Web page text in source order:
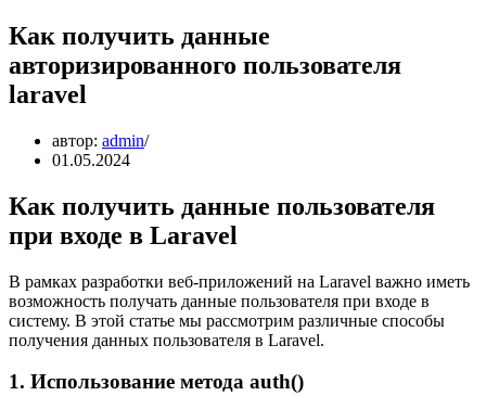
Как получить данные
авторизированного пользователя
laravel
автор: admin
01.05.2024
Как получить данные пользователя
при входе в Laravel
В рамках разработки веб-приложений на Laravel важно иметь
возможность получать данные пользователя при входе в
систему. В этой статье мы рассмотрим различные способы
получения данных пользователя в Laravel.
1. Использование метода auth()